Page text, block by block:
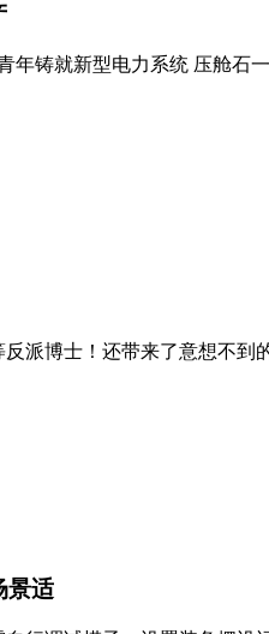
年铸就新型电力系统 压舱石
派博士！还带来了意想不
景适